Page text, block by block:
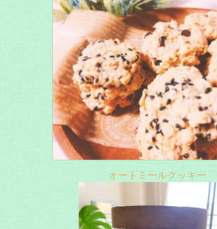
オートミールクッキー